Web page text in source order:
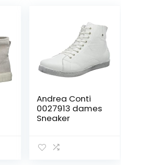
Andrea Conti
0027913 dames
Sneaker